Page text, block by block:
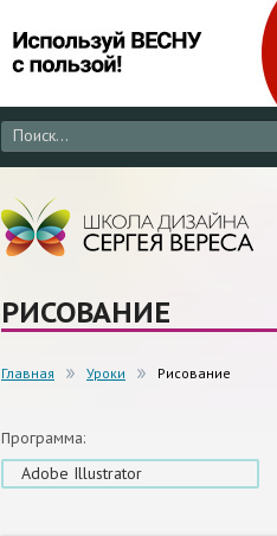
РИСОВАНИЕ
Главная Уроки Рисование
Программа:
Adobe Illustrator